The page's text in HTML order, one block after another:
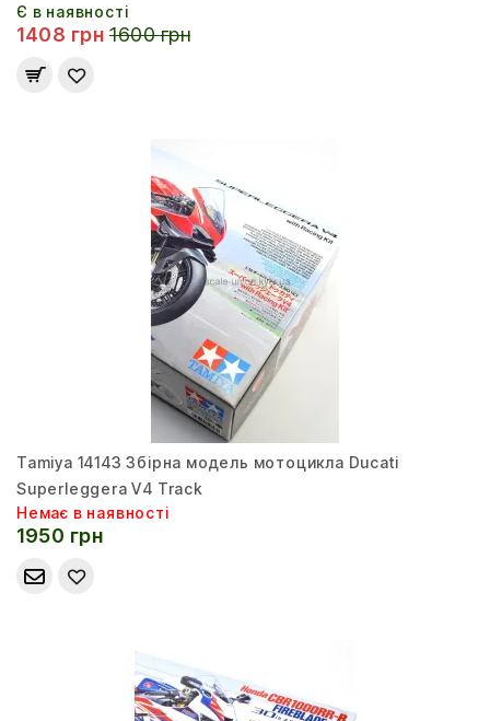
Є в наявності
1408 грн 1600 грн
Tamiya 14143 Збірна модель мотоцикла Ducati
Superleggera V4 Track
Немає в наявності
1950 грн